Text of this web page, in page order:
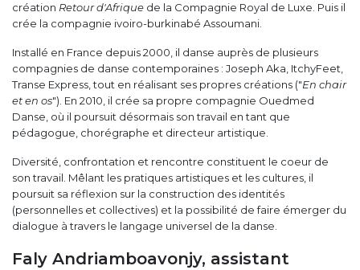
création Retour d'Afrique de la Compagnie Royal de Luxe. Puis il
crée la compagnie ivoiro-burkinabé Assoumani.
Installé en France depuis 2000, il danse auprès de plusieurs
compagnies de danse contemporaines : Joseph Aka, ItchyFeet,
Transe Express, tout en réalisant ses propres créations ("En chair
et en os"). En 2010, il crée sa propre compagnie Ouedmed
Danse, où il poursuit désormais son travail en tant que
pédagogue, chorégraphe et directeur artistique.
Diversité, confrontation et rencontre constituent le coeur de
son travail. Mêlant les pratiques artistiques et les cultures, il
poursuit sa réflexion sur la construction des identités
(personnelles et collectives) et la possibilité de faire émerger du
dialogue à travers le langage universel de la danse.
Faly Andriamboavonjy, assistant